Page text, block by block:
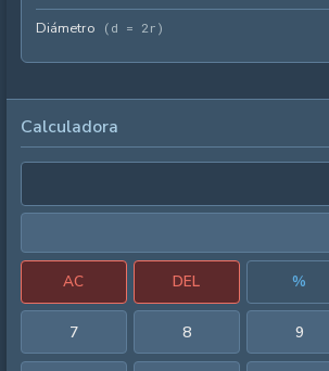
Diámetro ( d = 2r )
Calculadora
AC DEL %
7 8 9